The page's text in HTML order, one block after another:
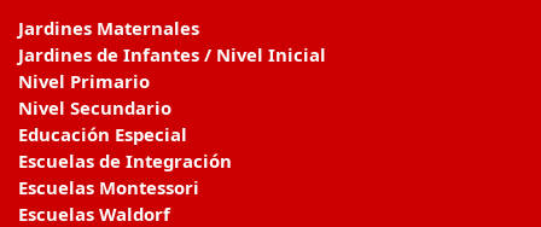
Jardines Maternales
Jardines de Infantes / Nivel Inicial
Nivel Primario
Nivel Secundario
Educación Especial
Escuelas de Integración
Escuelas Montessori
Escuelas Waldorf